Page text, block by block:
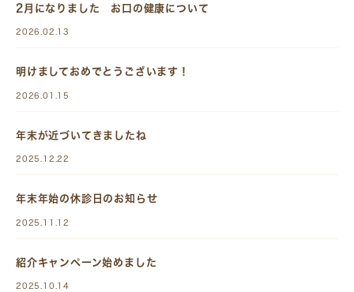
2月になりました お口の健康について
2026.02.13
明けましておめでとうございます！
2026.01.15
年末が近づいてきましたね
2025.12.22
年末年始の休診日のお知らせ
2025.11.12
紹介キャンペーン始めました
2025.10.14